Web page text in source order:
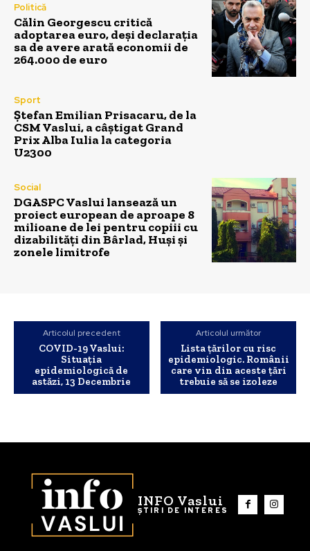
Politică
Călin Georgescu critică
adoptarea euro, deși declarația
sa de avere arată economii de
264.000 de euro
Sport
Ștefan Emilian Prisacaru, de la
CSM Vaslui, a câștigat Grand
Prix Alba Iulia la categoria
U2300
Social
DGASPC Vaslui lansează un
proiect european de aproape 8
milioane de lei pentru copiii cu
dizabilități din Bârlad, Huși și
zonele limitrofe
Articolul precedent
COVID-19 Vaslui:
Situația
epidemiologică de
astăzi, 13 Decembrie
Articolul următor
Lista țărilor cu risc
epidemiologic. Românii
care vin din aceste țări
trebuie să se izoleze
INFO Vaslui
ȘTIRI DE INTERES